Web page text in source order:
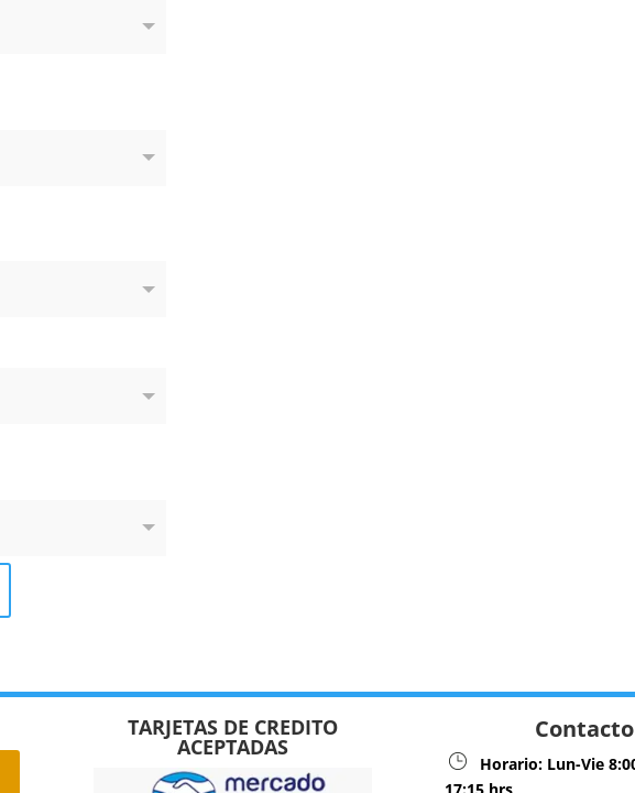
TARJETAS DE CREDITO
ACEPTADAS
Contacto
Horario: Lun-Vie
17:15 hrs